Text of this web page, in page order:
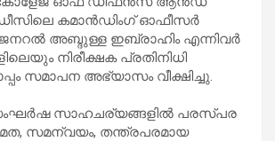
കമാൻഡിംഗ് ഓഫീസർ
അബ്ദുള്ള ഇബ്രാഹിം എന്നിവർ
നിരീക്ഷക പ്രതിനിധി
സമാപന അഭ്യാസം വീക്ഷിച്ചു.
സാഹചര്യങ്ങളിൽ പരസ്പര
സമന്വയം, തന്ത്രപരമായ